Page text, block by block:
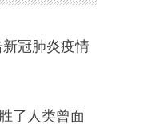
冠肺炎疫情
了人类曾面